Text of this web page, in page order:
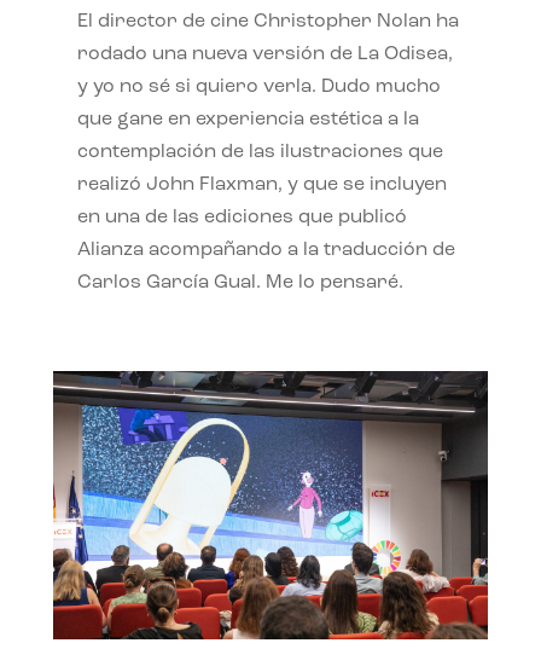
El director de cine Christopher Nolan ha
rodado una nueva versión de La Odisea,
y yo no sé si quiero verla. Dudo mucho
que gane en experiencia estética a la
contemplación de las ilustraciones que
realizó John Flaxman, y que se incluyen
en una de las ediciones que publicó
Alianza acompañando a la traducción de
Carlos García Gual. Me lo pensaré.